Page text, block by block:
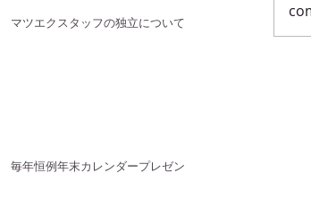
マツエクスタッフの独立について
毎年恒例年末カレンダープレゼント